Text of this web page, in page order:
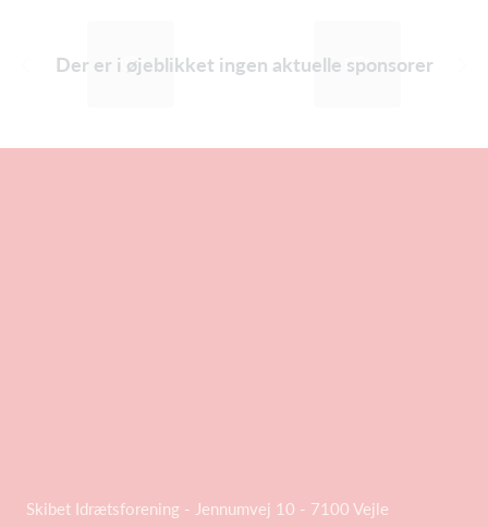
Der er i øjeblikket ingen aktuelle sponsorer
Skibet Idrætsforening - Jennumvej 10 - 7100 Vejle